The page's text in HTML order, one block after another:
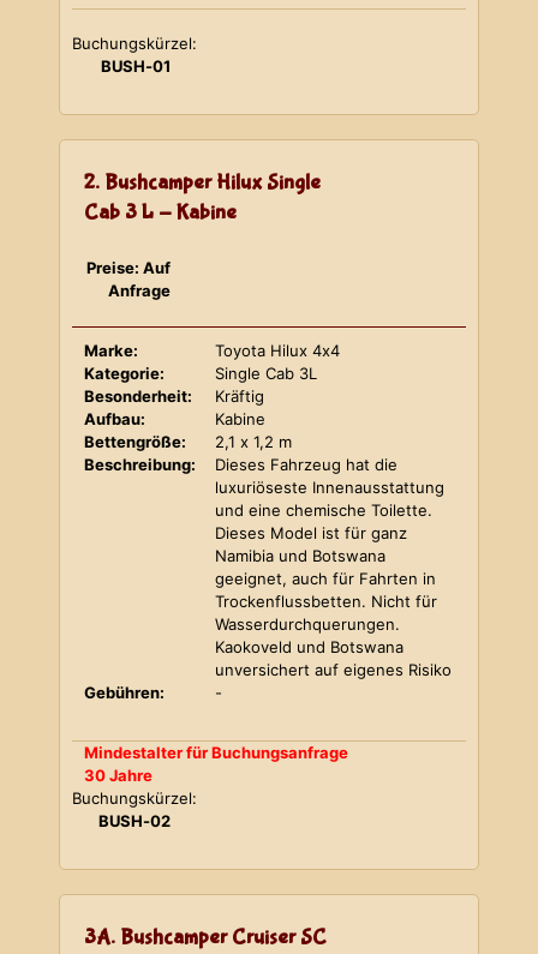
Buchungskürzel:
BUSH-01
2. Bushcamper Hilux Single
Cab 3 L - Kabine
Preise: Auf
Anfrage
Marke:
Toyota Hilux 4x4
Kategorie:
Single Cab 3L
Besonderheit:
Kräftig
Aufbau:
Kabine
Bettengröße:
2,1 x 1,2 m
Beschreibung:
Dieses Fahrzeug hat die
luxuriöseste Innenausstattung
und eine chemische Toilette.
Dieses Model ist für ganz
Namibia und Botswana
geeignet, auch für Fahrten in
Trockenflussbetten. Nicht für
Wasserdurchquerungen.
Kaokoveld und Botswana
unversichert auf eigenes Risiko
Gebühren:
-
Mindestalter für Buchungsanfrage
30 Jahre
Buchungskürzel:
BUSH-02
3A. Bushcamper Cruiser SC